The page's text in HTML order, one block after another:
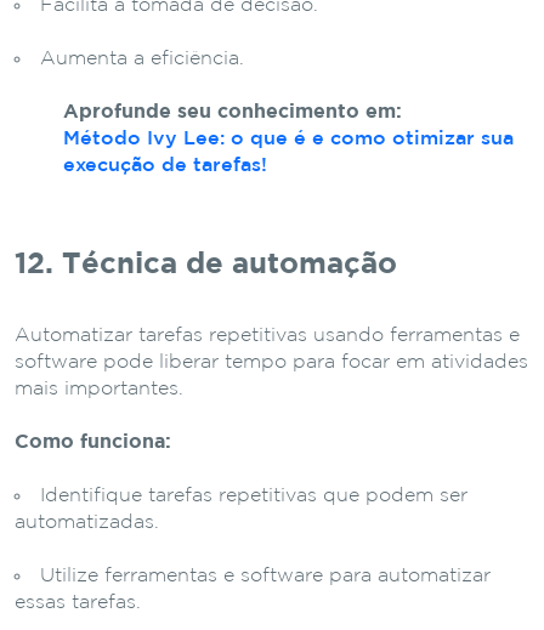
Facilita a tomada de decisão.
Aumenta a eficiência.
Aprofunde seu conhecimento em:
Método Ivy Lee: o que é e como otimizar sua
execução de tarefas!
12. Técnica de automação
Automatizar tarefas repetitivas usando ferramentas e
software pode liberar tempo para focar em atividades
mais importantes.
Como funciona:
Identifique tarefas repetitivas que podem ser
automatizadas.
Utilize ferramentas e software para automatizar
essas tarefas.